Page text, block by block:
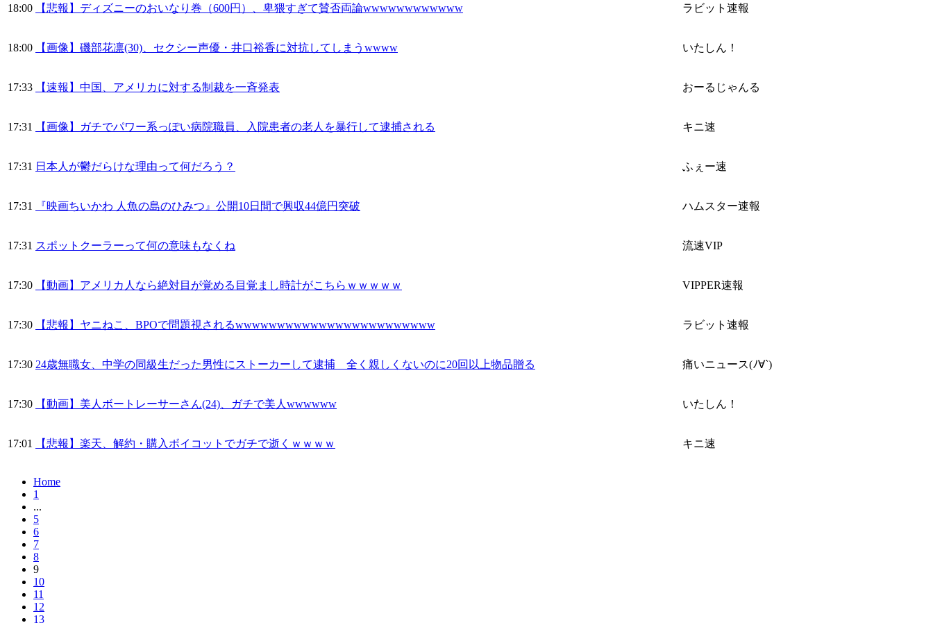
18:00 【悲報】ディズニーのおいなり巻（600円）、卑猥すぎて賛否両論wwwwwwwwwwww ラビット速報
18:00 【画像】磯部花凛(30)、セクシー声優・井口裕香に対抗してしまうwwww いたしん！
17:33 【速報】中国、アメリカに対する制裁を一斉発表 おーるじゃんる
17:31 【画像】ガチでパワー系っぽい病院職員、入院患者の老人を暴行して逮捕される キニ速
17:31 日本人が鬱だらけな理由って何だろう？ ふぇー速
17:31 『映画ちいかわ 人魚の島のひみつ』公開10日間で興収44億円突破 ハムスター速報
17:31 スポットクーラーって何の意味もなくね 流速VIP
17:30 【動画】アメリカ人なら絶対目が覚める目覚まし時計がこちらｗｗｗｗｗ VIPPER速報
17:30 【悲報】ヤニねこ、BPOで問題視されるwwwwwwwwwwwwwwwwwwwwwwww ラビット速報
17:30 24歳無職女、中学の同級生だった男性にストーカーして逮捕 全く親しくないのに20回以上物品贈る 痛いニュース(ﾉ∀`)
17:30 【動画】美人ボートレーサーさん(24)、ガチで美人wwwwww いたしん！
17:01 【悲報】楽天、解約・購入ボイコットでガチで逝くｗｗｗｗ キニ速
Home
1
...
5
6
7
8
9
10
11
12
13